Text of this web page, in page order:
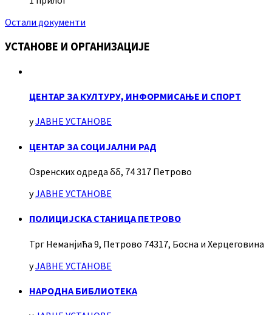
Остали документи
УСТАНОВЕ И ОРГАНИЗАЦИЈЕ
ЦЕНТАР ЗА КУЛТУРУ, ИНФОРМИСАЊЕ И СПОРТ
уЈАВНЕ УСТАНОВЕ
ЦЕНТАР ЗА СОЦИЈАЛНИ РАД
Озренских одреда бб, 74 317 Петрово
уЈАВНЕ УСТАНОВЕ
ПОЛИЦИЈСКА СТАНИЦА ПЕТРОВО
Трг Неманјића 9, Петрово 74317, Босна и Херцеговина
уЈАВНЕ УСТАНОВЕ
НАРОДНА БИБЛИОТЕКА